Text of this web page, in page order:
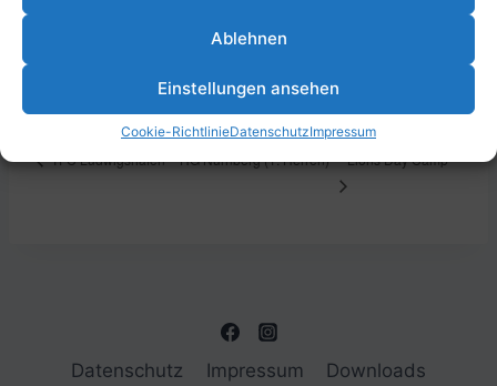
Ablehnen
Einstellungen ansehen
Cookie-RichtlinieDatenschutzImpressum
Ludwigshafen am Rhein,
TFC Ludwigshafen – HG Nürnberg (1. Herren) Lions Day Camp
Datenschutz Impressum Downloads